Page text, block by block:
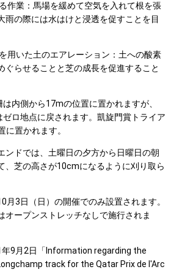
作業：馬場を緩めて空気を入れて根を張
雨の際には水はけと浸透を促すことを目
用いた土のエアレーション：土への酸素
ぐらせることと芝の成長を促進すること
内側から17mの位置に置かれますが、
ロ地点に戻されます。凱旋門賞トライア
に置かれます。
ドでは、土曜日の夕方から日曜日の朝
、芝の高さが10cmになるように刈り取ら
3日（日）の開催でのみ設置されます。
オープンストレッチなしで施行されま
年9月2日「Information regarding the
track for the Qatar Prix de l'Arc